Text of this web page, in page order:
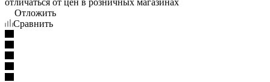
Отложить
Сравнить